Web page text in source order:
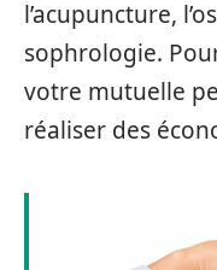
l’acupuncture,
sophrologie.
votre mutuelle
réaliser des